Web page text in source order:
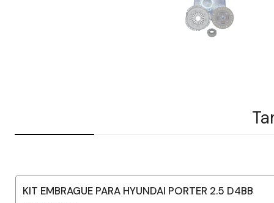
KIT EMBRAGUE PARA HYUNDAI PORTER 2.5 D4BB